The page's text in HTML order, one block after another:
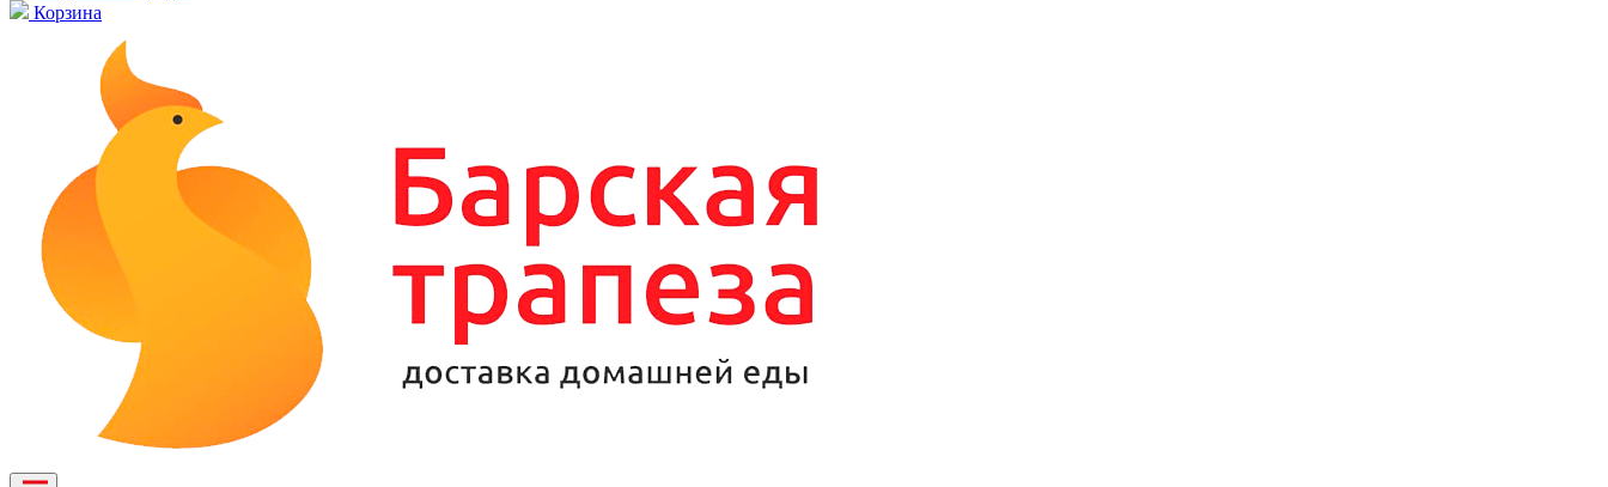
Корзина